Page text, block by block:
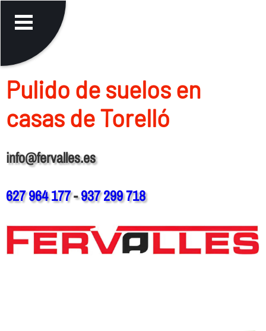
Pulido de suelos en
casas de Torelló
info@fervalles.es
627 964 177-937 299 718